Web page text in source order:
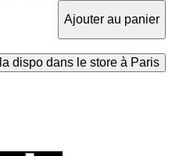
Ajouter au panier
dispo dans le store à Paris